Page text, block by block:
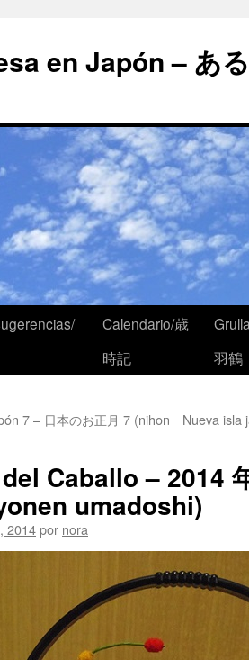
en Japón – あ
Calendario/歳
時記
羽鶴
7 – 日本のお正月 7 (nihon
Nueva isla
Caballo – 2014
umadoshi)
2014por nora